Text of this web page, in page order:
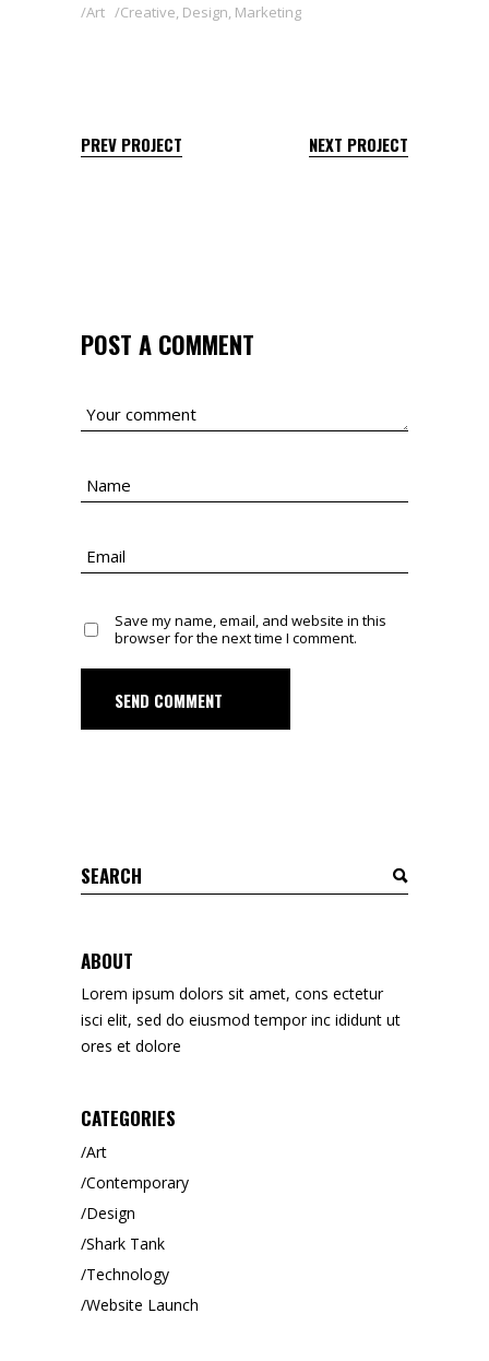
Art Creative, Design, Marketing
PREV PROJECT NEXT PROJECT
POST A COMMENT
Save my name, email, and website in this
browser for the next time I comment.
SEND COMMENT
Search
for:
ABOUT
Lorem ipsum dolors sit amet, cons ectetur
isci elit, sed do eiusmod tempor inc ididunt ut
ores et dolore
CATEGORIES
Art
Contemporary
Design
Shark Tank
Technology
Website Launch